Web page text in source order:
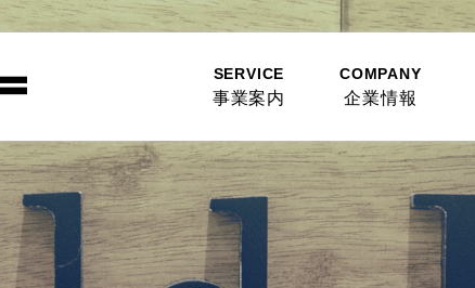
SERVICE
事業案内
COMPANY
企業情報